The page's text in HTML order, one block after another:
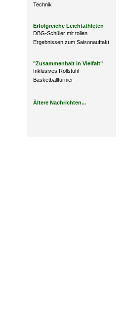
Technik
Erfolgreiche Leichtathleten
DBG-Schüler mit tollen
Ergebnissen zum Saisonauftakt
"Zusammenhalt in Vielfalt"
Inklusives Rollstuhl-
Basketballturnier
Ältere Nachrichten...